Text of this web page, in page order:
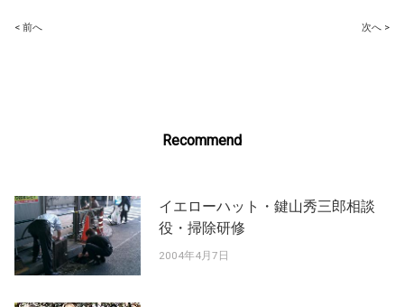
Post
< 前へ 次へ >
Recommend
イエローハット・鍵山秀三郎相談
役・掃除研修
2004年4月7日